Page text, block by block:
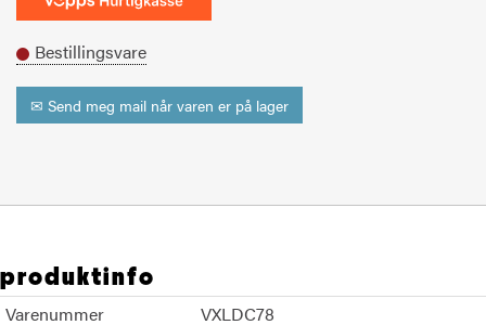
Bestillingsvare
✉ Send meg mail når varen er på lager
produktinfo
Varenummer
VXLDC78